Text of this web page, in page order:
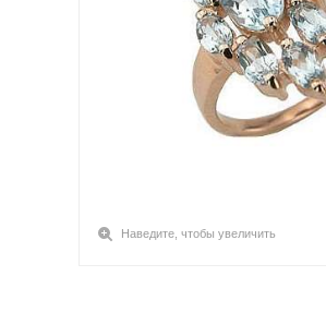
Наведите, чтобы увеличить